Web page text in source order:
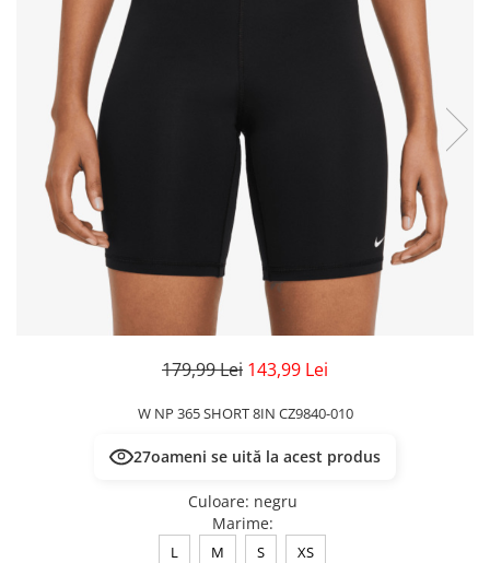
Pantaloni
Pantaloni scurți
Rochii/Fuste
Treninguri
Tricouri
Veste
Treninguri
Tricouri
179,99 Lei 143,99 Lei
W NP 365 SHORT 8IN CZ9840-010
27oameni se uită la acest produs
Culoare: negru
Marime:
L M S XS